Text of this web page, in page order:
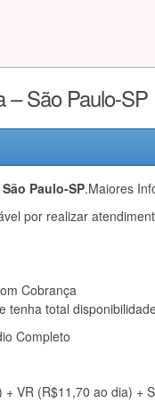
– São Paulo-SP
Paulo-SP.Maiores
por realizar
Cobrança
tenha total
Completo
VR (R$11,70 ao dia) +